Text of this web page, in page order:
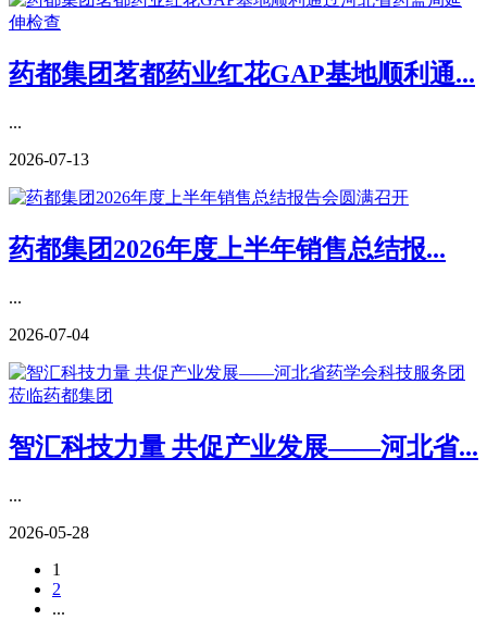
药都集团茗都药业红花GAP基地顺利通...
...
2026-07-13
药都集团2026年度上半年销售总结报...
...
2026-07-04
智汇科技力量 共促产业发展——河北省...
...
2026-05-28
1
2
...